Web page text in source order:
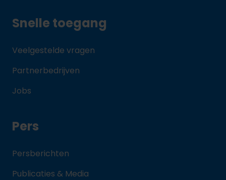
Snelle toegang
Veelgestelde vragen
Partnerbedrijven
Jobs
Pers
Persberichten
Publicaties & Media